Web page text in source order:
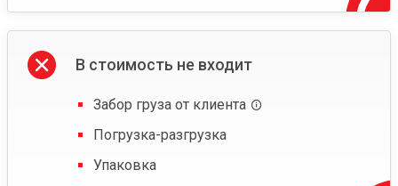
В стоимость не входит
Забор груза от клиента
Погрузка-разгрузка
Упаковка